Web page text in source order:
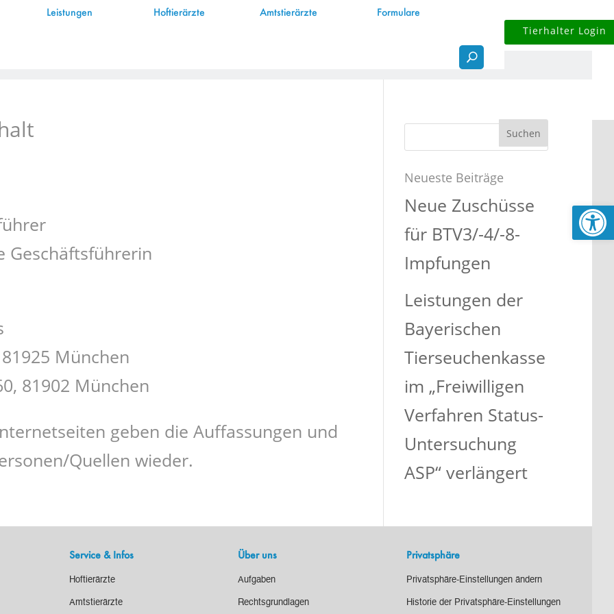
Leistungen Hoftierärzte Amtstierärzte
Formulare
Tierhalter Login
Geschäftsführerin
München
81902 München
geben die Auffassungen und
Quellen wieder.
Suchen
nach:
Neueste Beiträge
Neue Zuschüsse
für BTV3/-4/-8-
Impfungen
Leistungen der
Bayerischen
Tierseuchenkasse
im „Freiwilligen
Verfahren Status-
Untersuchung
ASP“ verlängert
Service & Infos
Hoftierärzte
Amtstierärzte
Über uns
Aufgaben
Rechtsgrundlagen
Privatsphäre
Privatsphäre-Einstellungen ändern
Historie der Privatsphäre-Einstellungen